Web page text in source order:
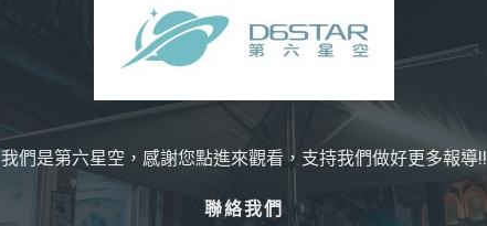
我們是第六星空，感謝您點進來觀看，支持我們做好更多報導!!
聯絡我們